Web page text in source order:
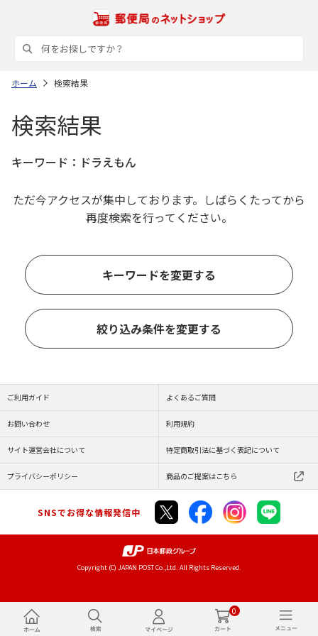
0
ホーム 検索結果
検索結果
キーワード： ドラえもん
ただ今アクセスが集中しております。しばらくたってから
再度検索を行ってください。
キーワードを変更する
絞り込み条件を変更する
ご利用ガイド よくあるご質問
お問い合わせ 利用規約
サイト運営会社について 特定商取引法に基づく表記について
プライバシーポリシー 商品のご提案はこちら
SNSでお得な情報発信中
Copyright (C) JAPAN POST Co.,Ltd. All Rights Reserved.